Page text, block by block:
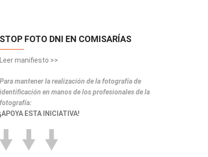
STOP FOTO DNI EN COMISARÍAS
Leer manifiesto >>
Para mantener la realización de la fotografía de
identificación en manos de los profesionales de la
fotografía:
¡APOYA ESTA INICIATIVA!